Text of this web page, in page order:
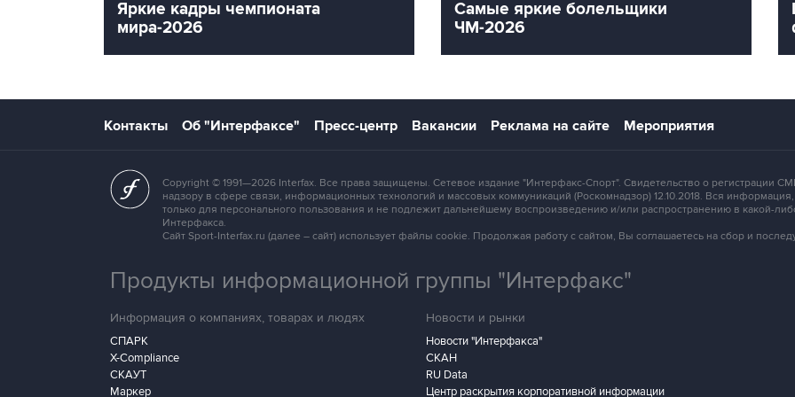
Яркие кадры чемпионата
мира-2026
Самые яркие болельщики
ЧМ-2026
Контакты Об "Интерфаксе" Пресс-центр Вакансии Реклама на сайте Мероприятия
Copyright © 1991—2026 Interfax. Все права защищены. Сетевое издание "Интерфакс-Спорт". Свидетельство о
надзору в сфере связи, информационных технологий и массовых коммуникаций (Роскомнадзор) 12.10.2018. Вся
только для персонального пользования и не подлежит дальнейшему воспроизведению и/или распространению в какой-
Интерфакса.
Сайт Sport-Interfax.ru (далее – сайт) использует файлы cookie. Продолжая работу с сайтом, Вы соглашаетесь на сбор и
Продукты информационной группы "Интерфакс"
Информация о компаниях, товарах и людях
СПАРК
X-Compliance
СКАУТ
Маркер
Новости и рынки
Новости "Интерфакса"
СКАН
RU Data
Центр раскрытия корпоративной информации